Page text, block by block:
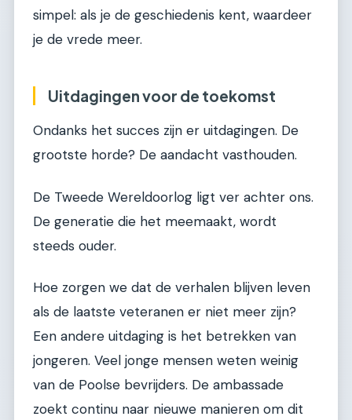
simpel: als je de geschiedenis kent, waardeer
je de vrede meer.
Uitdagingen voor de toekomst
Ondanks het succes zijn er uitdagingen. De
grootste horde? De aandacht vasthouden.
De Tweede Wereldoorlog ligt ver achter ons.
De generatie die het meemaakt, wordt
steeds ouder.
Hoe zorgen we dat de verhalen blijven leven
als de laatste veteranen er niet meer zijn?
Een andere uitdaging is het betrekken van
jongeren. Veel jonge mensen weten weinig
van de Poolse bevrijders. De ambassade
zoekt continu naar nieuwe manieren om dit